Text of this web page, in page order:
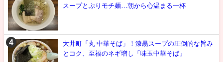
スープとぷりモチ麺…朝から心温まる一杯
大井町「丸 中華そば」！漆黒スープの圧倒的な旨み
とコク、至福のネギ増し「味玉中華そば」